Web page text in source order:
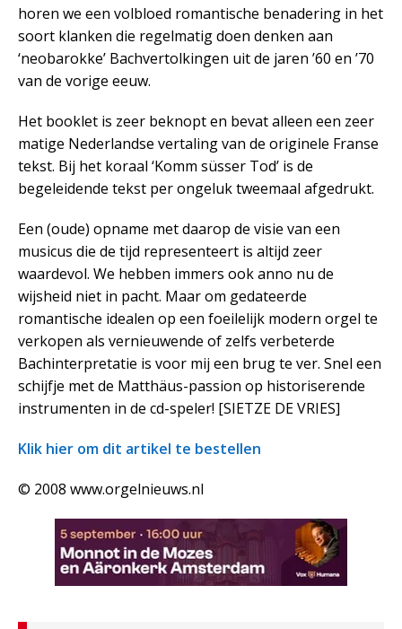
horen we een volbloed romantische benadering in het
soort klanken die regelmatig doen denken aan
‘neobarokke’ Bachvertolkingen uit de jaren ’60 en ’70
van de vorige eeuw.
Het booklet is zeer beknopt en bevat alleen een zeer
matige Nederlandse vertaling van de originele Franse
tekst. Bij het koraal ‘Komm süsser Tod’ is de
begeleidende tekst per ongeluk tweemaal afgedrukt.
Een (oude) opname met daarop de visie van een
musicus die de tijd representeert is altijd zeer
waardevol. We hebben immers ook anno nu de
wijsheid niet in pacht. Maar om gedateerde
romantische idealen op een foeilelijk modern orgel te
verkopen als vernieuwende of zelfs verbeterde
Bachinterpretatie is voor mij een brug te ver. Snel een
schijfje met de Matthäus-passion op historiserende
instrumenten in de cd-speler! [SIETZE DE VRIES]
Klik hier om dit artikel te bestellen
© 2008 www.orgelnieuws.nl